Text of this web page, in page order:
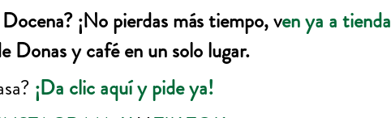
¡No pierdas más tiempo, ven ya a tienda
Donas y café en un solo lugar.
¡Da clic aquí y pide ya!